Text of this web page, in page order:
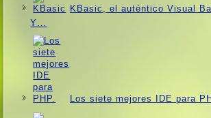
KBasic, el auténtico Visual
Y…
Los siete mejores IDE para